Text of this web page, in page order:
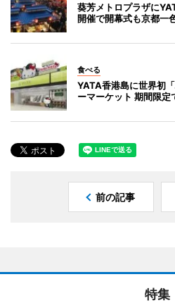
葵芳メトロプラザに
開催で開幕式も京都一
食べる
YATA香港島に世界初
ーマーケット 期間限定
前の記事
特集